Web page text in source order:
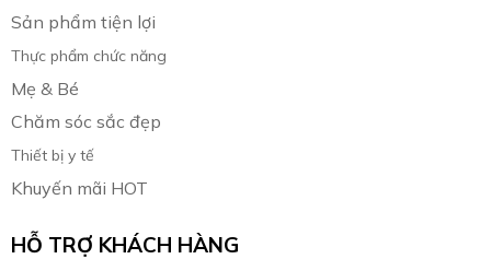
Sản phẩm tiện lợi
Thực phẩm chức năng
Mẹ & Bé
Chăm sóc sắc đẹp
Thiết bị y tế
Khuyến mãi HOT
HỖ TRỢ KHÁCH HÀNG